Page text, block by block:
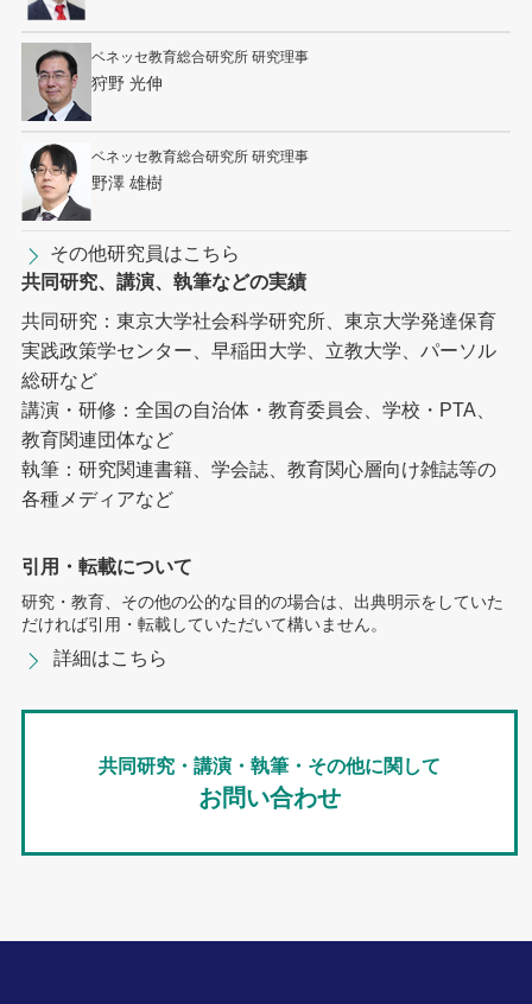
ベネッセ教育総合研究所 研究理事
狩野 光伸
ベネッセ教育総合研究所 研究理事
野澤 雄樹
その他研究員はこちら
共同研究、講演、執筆などの実績
共同研究：東京大学社会科学研究所、東京大学発達保育
実践政策学センター、早稲田大学、立教大学、パーソル
総研など
講演・研修：全国の自治体・教育委員会、学校・PTA、
教育関連団体など
執筆：研究関連書籍、学会誌、教育関心層向け雑誌等の
各種メディアなど
引用・転載について
研究・教育、その他の公的な目的の場合は、出典明示をしていた
だければ引用・転載していただいて構いません。
詳細はこちら
共同研究・講演・執筆・その他に関して
お問い合わせ